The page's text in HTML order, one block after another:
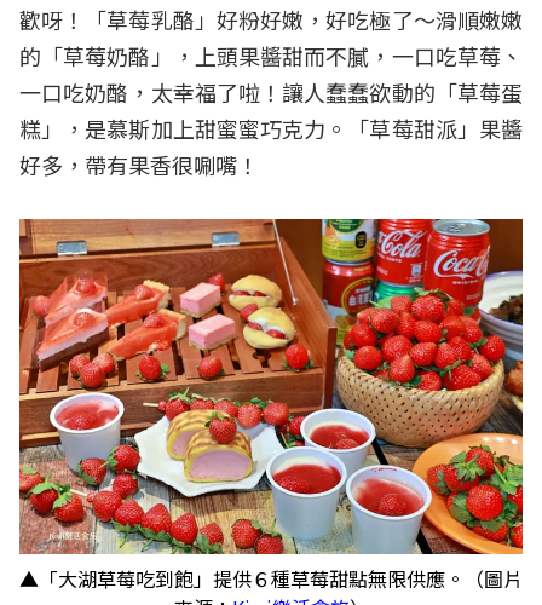
歡呀！「草莓乳酪」好粉好嫩，好吃極了～滑順嫩嫩
的「草莓奶酪」，上頭果醬甜而不膩，一口吃草莓、
一口吃奶酪，太幸福了啦！讓人蠢蠢欲動的「草莓蛋
糕」，是慕斯加上甜蜜蜜巧克力。「草莓甜派」果醬
好多，帶有果香很唰嘴！
▲「大湖草莓吃到飽」提供６種草莓甜點無限供應。（圖片